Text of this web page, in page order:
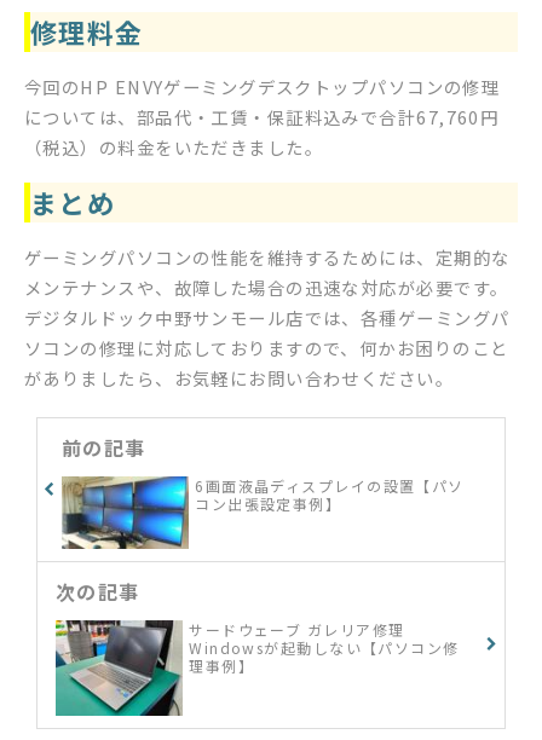
修理料金
今回のHP ENVYゲーミングデスクトップパソコンの修理
については、部品代・工賃・保証料込みで合計67,760円
（税込）の料金をいただきました。
まとめ
ゲーミングパソコンの性能を維持するためには、定期的な
メンテナンスや、故障した場合の迅速な対応が必要です。
デジタルドック中野サンモール店では、各種ゲーミングパ
ソコンの修理に対応しておりますので、何かお困りのこと
がありましたら、お気軽にお問い合わせください。
前の記事
6画面液晶ディスプレイの設置【パソ
コン出張設定事例】
次の記事
サードウェーブ ガレリア修理
Windowsが起動しない【パソコン修
理事例】